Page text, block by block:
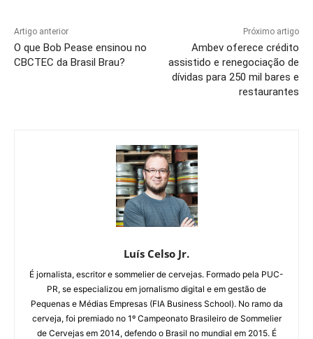
Artigo anterior
O que Bob Pease ensinou no
CBCTEC da Brasil Brau?
Próximo artigo
Ambev oferece crédito
assistido e renegociação de
dívidas para 250 mil bares e
restaurantes
Luís Celso Jr.
É jornalista, escritor e sommelier de cervejas. Formado pela PUC-
PR, se especializou em jornalismo digital e em gestão de
Pequenas e Médias Empresas (FIA Business School). No ramo da
cerveja, foi premiado no 1º Campeonato Brasileiro de Sommelier
de Cervejas em 2014, defendo o Brasil no mundial em 2015. É